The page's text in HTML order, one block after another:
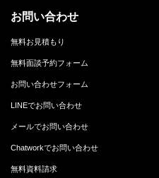
お問い合わせ
無料お見積もり
無料面談予約フォーム
お問い合わせフォーム
LINEでお問い合わせ
メールでお問い合わせ
Chatworkでお問い合わせ
無料資料請求